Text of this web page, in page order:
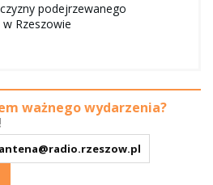
podejrzewanego
Rzeszowie
ważnego wydarzenia?
antena@radio.rzeszow.pl